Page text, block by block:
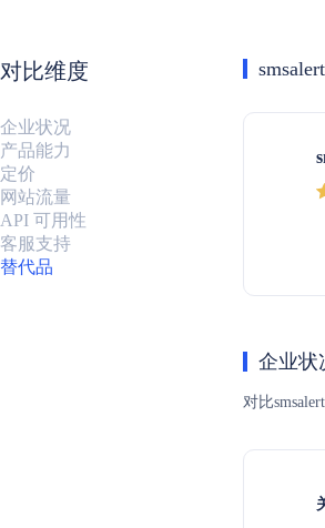
对比维度
企业状况
产品能力
定价
网站流量
API 可用性
客服支持
替代品
企业状
对比